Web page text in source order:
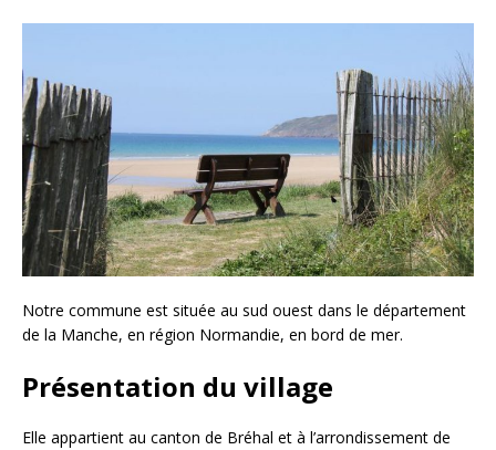
Notre commune est située au sud ouest dans le département
de la Manche, en région Normandie, en bord de mer.
Présentation du village
Elle appartient au canton de Bréhal et à l’arrondissement de